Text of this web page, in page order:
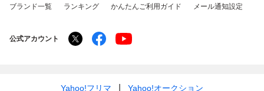
ブランド一覧 ランキング かんたんご利用ガイド メール通知設定
公式アカウント
Yahoo!フリマ Yahoo!オークション